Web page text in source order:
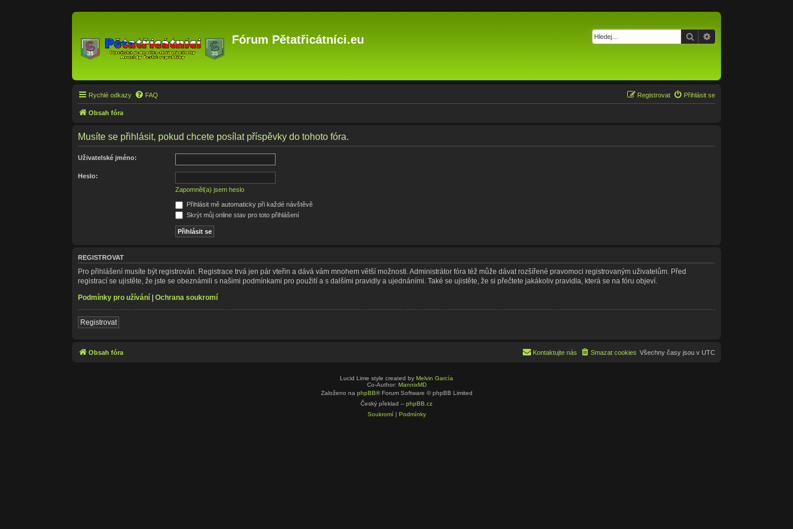
Fórum Pětatřicátníci.eu Hledat
Rychlé odkazy FAQ Přihlásit se
Registrovat
Obsah fóra
Musíte se přihlásit, pokud chcete posílat příspěvky do tohoto fóra.
Uživatelské jméno:
Heslo:
Zapomněl(a) jsem heslo
Přihlásit mě automaticky při každé návštěvě
Skrýt můj online stav pro toto přihlášení
REGISTROVAT
Pro přihlášení musíte být registrován. Registrace trvá jen pár vteřin a dává vám mnohem větší možnosti. Administrátor fóra též může dávat rozšířené pravomoci registrovaným uživatelům. Před
registrací se ujistěte, že jste se obeznámili s našimi podmínkami pro použití a s dalšími pravidly a ujednáními. Také se ujistěte, že si přečtete jakákoliv pravidla, která se na fóru objeví.
Podmínky pro užívání | Ochrana soukromí
Registrovat
Obsah fóra Všechny časy jsou v UTC
Smazat cookies
Kontaktujte nás
Lucid Lime style created by Melvin García
Co-Author: MannixMD
Založeno na phpBB® Forum Software © phpBB Limited
Český překlad – phpBB.cz
Soukromí| Podmínky